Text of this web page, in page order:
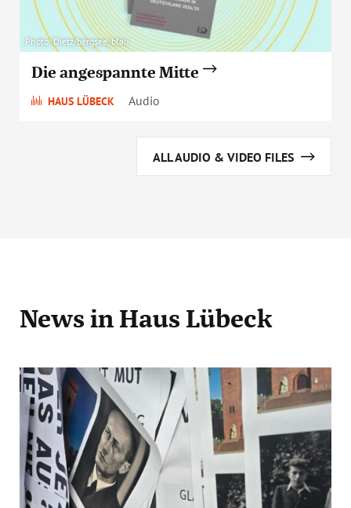
Photo: Dietz/bergsee, blau
Die angespannte Mitte
HAUS LÜBECK Audio
ALL AUDIO & VIDEO FILES
News in Haus Lübeck